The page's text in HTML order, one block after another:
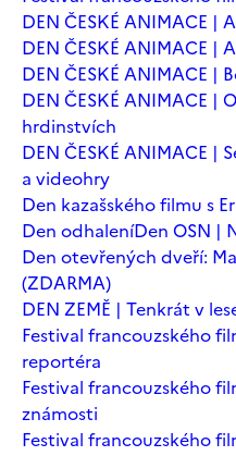
DEN ČESKÉ ANIMACE |
DEN ČESKÉ ANIMACE |
DEN ČESKÉ ANIMACE |
DEN ČESKÉ ANIMACE |
hrdinstvích
DEN ČESKÉ ANIMACE |
a videohry
Den kazašského filmu s
Den odhaleníDen OSN |
Den otevřených dveří:
(ZDARMA)
DEN ZEMĚ | Tenkrát v
Festival francouzského
reportéra
Festival francouzského
známosti
Festival francouzského